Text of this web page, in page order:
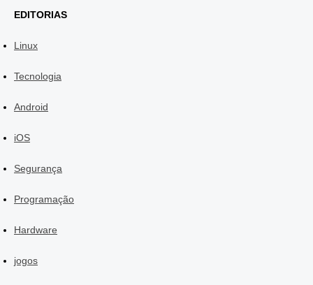
EDITORIAS
Linux
Tecnologia
Android
iOS
Segurança
Programação
Hardware
jogos